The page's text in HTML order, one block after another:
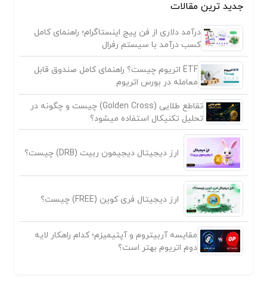
جدید ترین مقالات
درآمد دلاری از فن پیج اینستاگرام؛ راهنمای کامل
کسب درآمد با سیستم رفرال
ETF اتریوم چیست؟ راهنمای کامل صندوق قابل
معامله در بورس اتریوم
تقاطع طلایی (Golden Cross) چیست و چگونه در
تحلیل تکنیکال استفاده میشود؟
ارز دیجیتال دیجیمون ربیت (DRB) چیست؟
ارز دیجیتال فری کوین (FREE) چیست؟
مقایسه آربیتروم و آپتیمیزم؛ کدام راهکار لایه
دوم اتریوم بهتر است؟